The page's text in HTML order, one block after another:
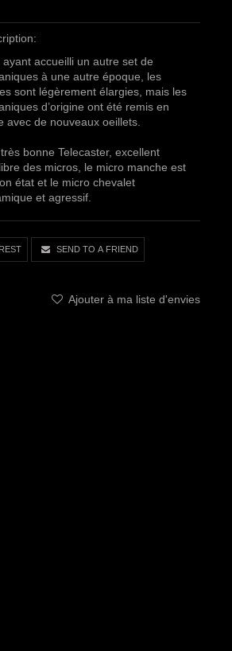
ayant accueilli un autre set de
à une autre époque, les
sont légèrement élargies, mais les
d’origine ont été remis en
avec de nouveaux oeillets.
bonne Telecaster, excellent
des micros, le micro manche est
état et le micro chevalet
et agressif.
SEND TO A FRIEND
Ajouter à ma liste d'envies